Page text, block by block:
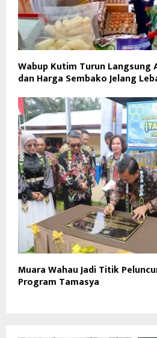
Wabup Kutim Turun Langsung
dan Harga Sembako Jelang
Muara Wahau Jadi Titik
Program Tamasya